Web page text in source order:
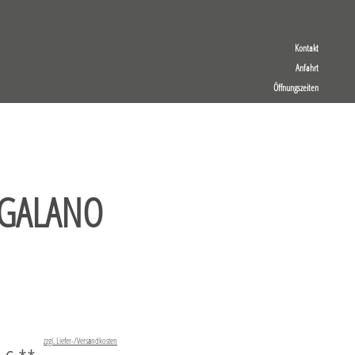
Kontakt
Anfahrt
Öffnungszeiten
zzgl. Liefer-/Versandkosten